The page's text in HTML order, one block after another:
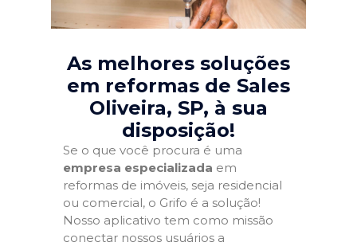
As melhores soluções
em reformas de Sales
Oliveira, SP, à sua
disposição!
Se o que você procura é uma
empresa especializada em
reformas de imóveis, seja residencial
ou comercial, o Grifo é a solução!
Nosso aplicativo tem como missão
conectar nossos usuários a